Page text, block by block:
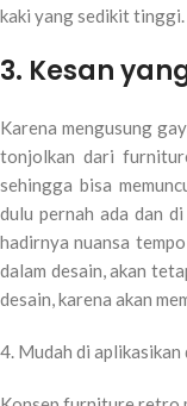
kaki yang sedikit tinggi.
3. Kesan
Karena mengusung
tonjolkan dari
sehingga bisa
dulu pernah ada dan
hadirnya nuansa
dalam desain, akan
desain, karena akan
4. Mudah di